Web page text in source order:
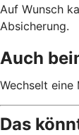
Auf Wunsch
Absicherung.
Auch
Wechselt
Das